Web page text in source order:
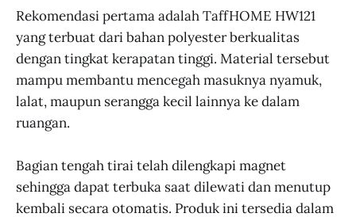
Rekomendasi pertama adalah TaffHOME HW121
yang terbuat dari bahan polyester berkualitas
dengan tingkat kerapatan tinggi. Material tersebut
mampu membantu mencegah masuknya nyamuk,
lalat, maupun serangga kecil lainnya ke dalam
ruangan.
Bagian tengah tirai telah dilengkapi magnet
sehingga dapat terbuka saat dilewati dan menutup
kembali secara otomatis. Produk ini tersedia dalam